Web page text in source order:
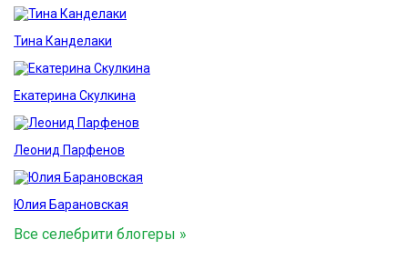
Тина Канделаки
Екатерина Скулкина
Леонид Парфенов
Юлия Барановская
Все селебрити блогеры »